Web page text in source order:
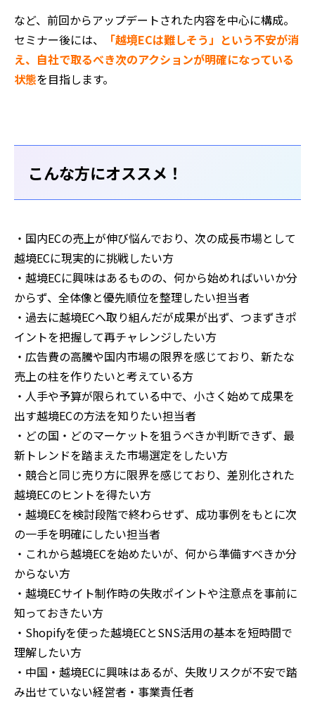
など、前回からアップデートされた内容を中心に構成。
セミナー後には、
「越境ECは難しそう」という不安が消
え、自社で取るべき次のアクションが明確になっている
状態を目指します。
こんな方にオススメ！
・国内ECの売上が伸び悩んでおり、次の成長市場として
越境ECに現実的に挑戦したい方
・越境ECに興味はあるものの、何から始めればいいか分
からず、全体像と優先順位を整理したい担当者
・過去に越境ECへ取り組んだが成果が出ず、つまずきポ
イントを把握して再チャレンジしたい方
・広告費の高騰や国内市場の限界を感じており、新たな
売上の柱を作りたいと考えている方
・人手や予算が限られている中で、小さく始めて成果を
出す越境ECの方法を知りたい担当者
・どの国・どのマーケットを狙うべきか判断できず、最
新トレンドを踏まえた市場選定をしたい方
・競合と同じ売り方に限界を感じており、差別化された
越境ECのヒントを得たい方
・越境ECを検討段階で終わらせず、成功事例をもとに次
の一手を明確にしたい担当者
・これから越境ECを始めたいが、何から準備すべきか分
からない方
・越境ECサイト制作時の失敗ポイントや注意点を事前に
知っておきたい方
・Shopifyを使った越境ECとSNS活用の基本を短時間で
理解したい方
・中国・越境ECに興味はあるが、失敗リスクが不安で踏
み出せていない経営者・事業責任者